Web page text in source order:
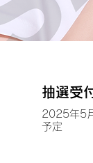
抽選受
2025年5
予定